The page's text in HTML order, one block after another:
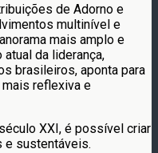
de Adorno e
multinível e
mais amplo e
da liderança,
brasileiros, aponta para
reflexiva e
XXI, é possível criar
e sustentáveis.